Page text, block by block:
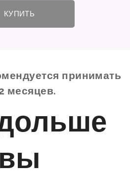
КУПИТЬ
принимать
месяцев.
вы